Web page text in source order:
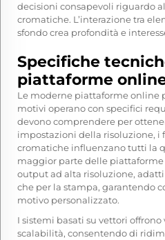
decisioni consapevoli riguardo
cromatiche. L’interazione tra
sfondo crea profondità e
Specifiche
piattaforme
Le moderne piattaforme online
motivi operano con specifici
devono comprendere per
impostazioni della risoluzione, i
cromatiche influenzano tutti la
maggior parte delle
output ad alta risoluzione,
che per la stampa, garantendo
motivo personalizzato.
I sistemi basati su vettori
scalabilità, consentendo di